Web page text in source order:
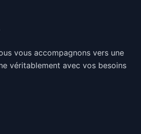
vous accompagnons vers une
véritablement avec vos besoins